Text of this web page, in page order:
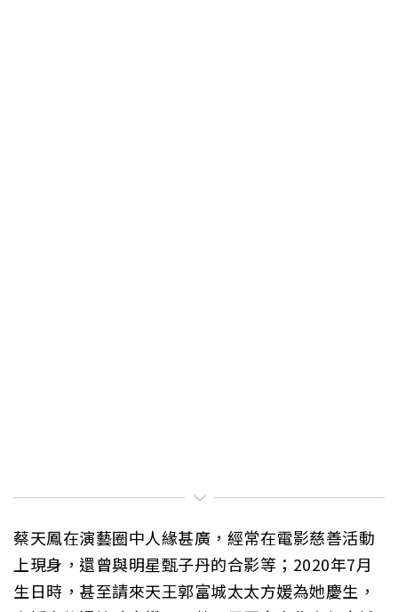
蔡天鳳在演藝圈中人緣甚廣，經常在電影慈善活動
上現身，還曾與明星甄子丹的合影等；2020年7月
生日時，甚至請來天王郭富城太太方媛為她慶生，